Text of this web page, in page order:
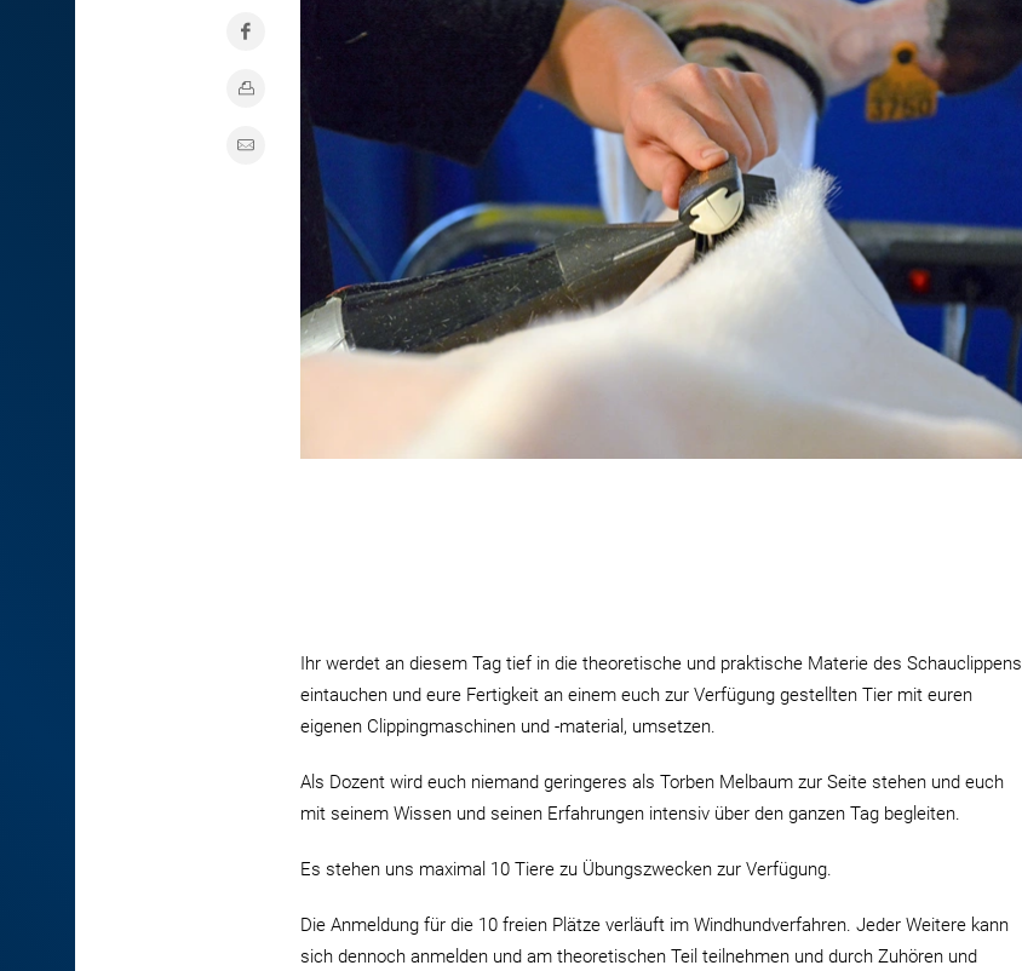
Ihr werdet an diesem Tag tief in die theoretische und praktische Materie des Schauclippens
eintauchen und eure Fertigkeit an einem euch zur Verfügung gestellten Tier mit euren
eigenen Clippingmaschinen und -material, umsetzen.
Als Dozent wird euch niemand geringeres als Torben Melbaum zur Seite stehen und euch
mit seinem Wissen und seinen Erfahrungen intensiv über den ganzen Tag begleiten.
Es stehen uns maximal 10 Tiere zu Übungszwecken zur Verfügung.
Die Anmeldung für die 10 freien Plätze verläuft im Windhundverfahren. Jeder Weitere kann
sich dennoch anmelden und am theoretischen Teil teilnehmen und durch Zuhören und